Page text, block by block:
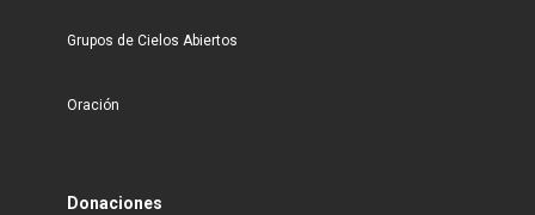
Grupos de Cielos Abiertos
Oración
Donaciones